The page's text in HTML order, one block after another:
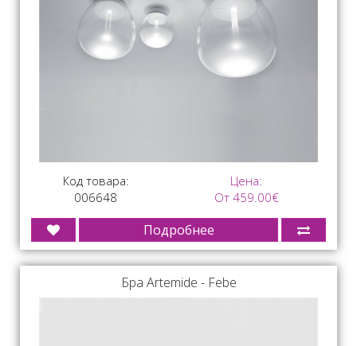
Код товара:
006648
Цена:
От 459.00€
Подробнее
Бра Artemide - Febe